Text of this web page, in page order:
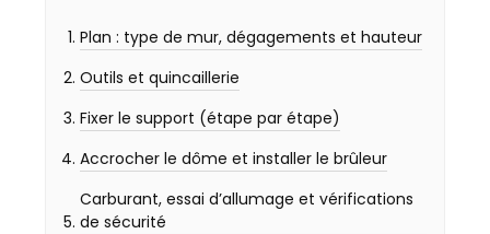
Plan : type de mur, dégagements et hauteur
Outils et quincaillerie
Fixer le support (étape par étape)
Accrocher le dôme et installer le brûleur
Carburant, essai d’allumage et vérifications
de sécurité